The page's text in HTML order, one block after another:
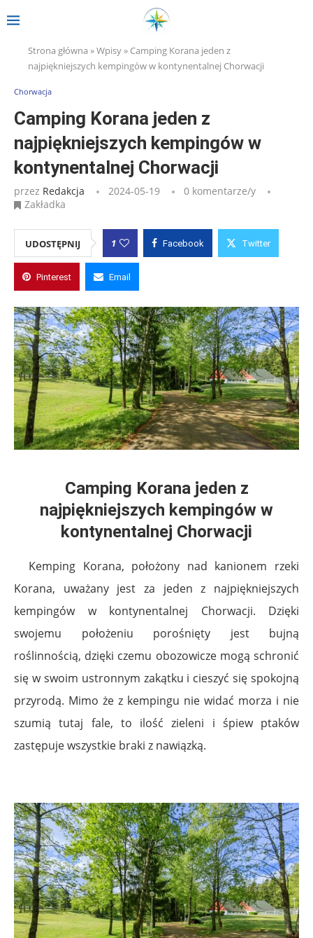
Strona główna »Wpisy» Camping Korana jeden z
najpiękniejszych kempingów w kontynentalnej Chorwacji
Chorwacja
Camping Korana jeden z
najpiękniejszych kempingów w
kontynentalnej Chorwacji
przez Redakcja 2024-05-19
0 komentarze/y
Zakładka
UDOSTĘPNIJ 1 Facebook Twitter
Pinterest Email
Camping Korana jeden z
najpiękniejszych kempingów w
kontynentalnej Chorwacji
Kemping Korana, położony nad kanionem rzeki
Korana, uważany jest za jeden z najpiękniejszych
kempingów w kontynentalnej Chorwacji. Dzięki
swojemu położeniu porośnięty jest bujną
roślinnością, dzięki czemu obozowicze mogą schronić
się w swoim ustronnym zakątku i cieszyć się spokojną
przyrodą. Mimo że z kempingu nie widać morza i nie
szumią tutaj fale, to ilość zieleni i śpiew ptaków
zastępuje wszystkie braki z nawiązką.